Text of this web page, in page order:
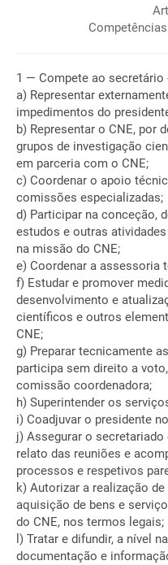
1 — Compete ao secretário
a) Representar
impedimentos do
b) Representar o CNE, por
grupos de investigação
em parceria com o CNE;
c) Coordenar o apoio
comissões especializadas;
d) Participar na conceção,
estudos e outras
na missão do CNE;
e) Coordenar a assessoria
f) Estudar e promover
desenvolvimento e
científicos e outros
CNE;
g) Preparar tecnicamente
participa sem direito a
comissão coordenadora;
h) Superintender os
i) Coadjuvar o presidente
j) Assegurar o
relato das reuniões e
processos e respetivos
k) Autorizar a realização
aquisição de bens e
do CNE, nos termos legais;
l) Tratar e difundir, a nível
documentação e